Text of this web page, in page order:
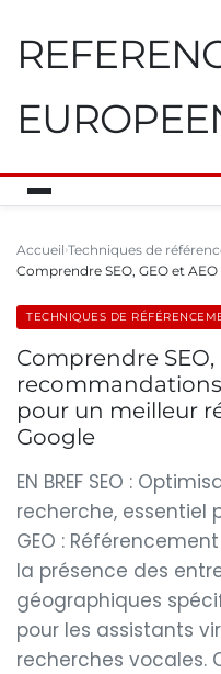
Accueil Techniques de
Comprendre SEO, GEO et
TECHNIQUES DE
Comprendre SEO,
pour un meilleur
Google
EN BREF SEO :
recherche, essentiel
GEO :
la présence des
géographiques
pour les assistants
recherches vocales.